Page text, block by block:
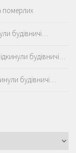
померлих
будівничі…
будівничі…
будівничі…